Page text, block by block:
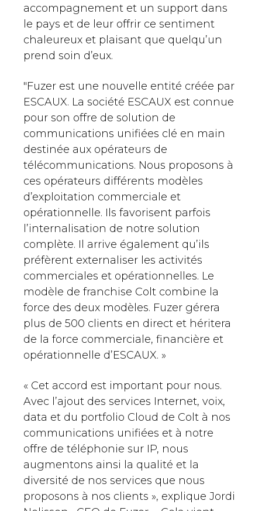
accompagnement et un support dans
le pays et de leur offrir ce sentiment
chaleureux et plaisant que quelqu’un
prend soin d’eux.
"Fuzer est une nouvelle entité créée par
ESCAUX. La société ESCAUX est connue
pour son offre de solution de
communications unifiées clé en main
destinée aux opérateurs de
télécommunications. Nous proposons à
ces opérateurs différents modèles
d’exploitation commerciale et
opérationnelle. Ils favorisent parfois
l’internalisation de notre solution
complète. Il arrive également qu’ils
préfèrent externaliser les activités
commerciales et opérationnelles. Le
modèle de franchise Colt combine la
force des deux modèles. Fuzer gérera
plus de 500 clients en direct et héritera
de la force commerciale, financière et
opérationnelle d’ESCAUX. »
« Cet accord est important pour nous.
Avec l’ajout des services Internet, voix,
data et du portfolio Cloud de Colt à nos
communications unifiées et à notre
offre de téléphonie sur IP, nous
augmentons ainsi la qualité et la
diversité de nos services que nous
proposons à nos clients », explique Jordi